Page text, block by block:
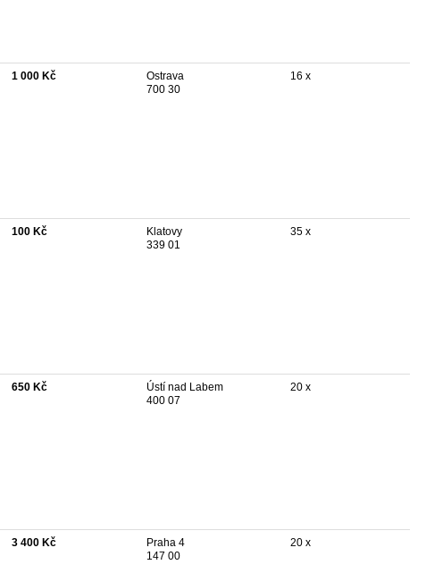
1 000 Kč
Ostrava
700 30
16 x
100 Kč
Klatovy
339 01
35 x
650 Kč
Ústí nad Labem
400 07
20 x
3 400 Kč
Praha 4
147 00
20 x